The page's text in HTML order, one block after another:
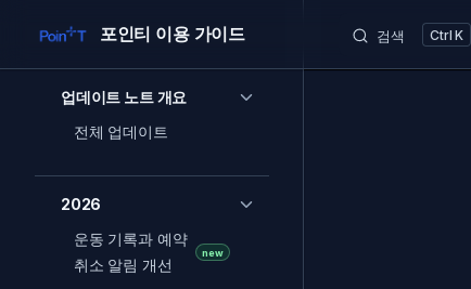
Skip to content포인티 이용 가이드 검색 K
업데이트 노트 개요
전체 업데이트
2026
운동 기록과 예약
취소 알림 개선
new